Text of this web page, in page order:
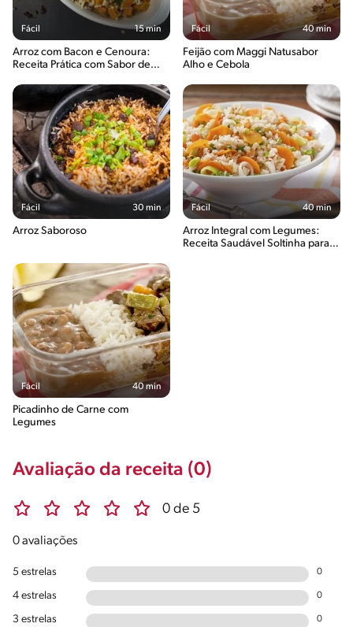
Fácil 15 min
Arroz com Bacon e Cenoura:
Receita Prática com Sabor de
Fácil 40 min
Feijão com Maggi Natusabor
Alho e Cebola
Fácil 30 min
Arroz Saboroso
Fácil 40 min
Arroz Integral com Legumes:
Receita Saudável Soltinha para o
Fácil 40 min
Picadinho de Carne com
Legumes
Avaliação da receita (0)
0 de 5
0 avaliações
5 estrelas 0
4 estrelas 0
3 estrelas 0